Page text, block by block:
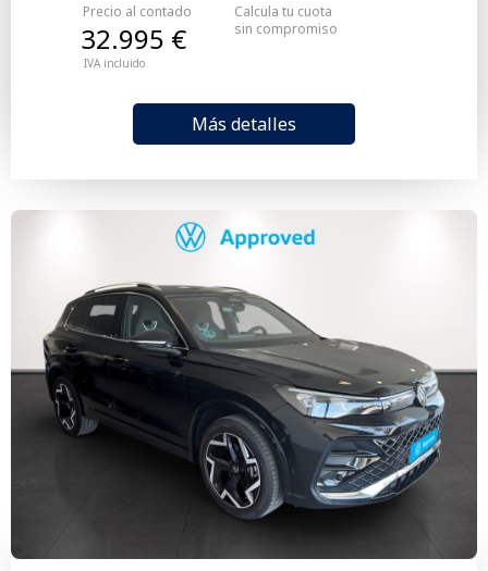
Precio al contado
IVA incluido
32.995 €
Más detalles
Calcula tu cuota
sin compromiso